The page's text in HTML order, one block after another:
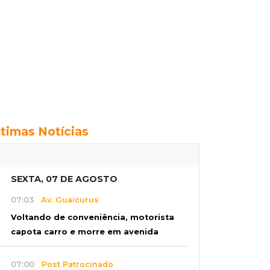
Notícias
SEXTA, 07 DE AGOSTO
07:03 Av. Guaicurus
Voltando de conveniência, motorista
capota carro e morre em avenida
07:00 Post Patrocinado